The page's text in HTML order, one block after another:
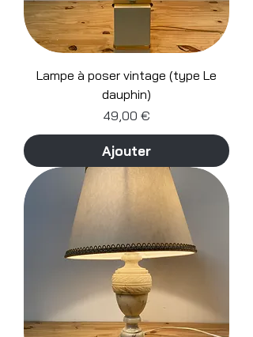
Lampe à poser vintage (type Le
dauphin)
Prix
49,00 €
Ajouter